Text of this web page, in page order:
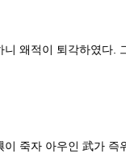
왜적이 퇴각하였다.
죽자 아우인 武가 즉